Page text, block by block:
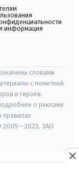
информация
словами
с пометкой
и героев.
о рекламе
правилах
2005—2022, ЗАО